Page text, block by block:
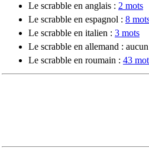
Le scrabble en anglais : 2 mots
Le scrabble en espagnol : 8
Le scrabble en italien : 3 mots
Le scrabble en allemand :
Le scrabble en roumain : 43